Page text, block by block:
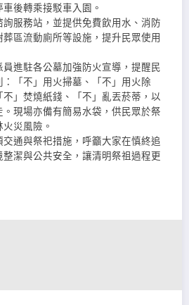
後轉乘接駁車入園。
服務站，並提供免費飲用水、消防
區流動廁所等設施，提升民眾使用
進駐各公墓加強防火宣導，提醒民
「不」用火掃墓、「不」用火除
」焚燒紙錢、「不」亂丟菸蒂，以
現場亦備有簡易水袋，供民眾於祭
災風險。
通與祭祀措施，呼籲大家在慎終追
潔與公共安全，讓清明祭祖過程更